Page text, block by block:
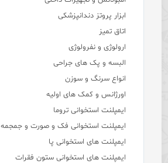
ابزار پروتز دندانپزشکی
اتاق تمیز
ارولوژی و نفرولوژی
البسه و پک های جراحی
انواع سرنگ و سوزن
اورژانس و کمک های اولیه
ایمپلنت استخوانی تروما
ایمپلنت استخوانی فک و صورت و جمجمه
ایمپلنت های استخوانی پا
ایمپلنت های استخوانی ستون فقرات